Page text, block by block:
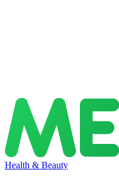
Health & Beauty